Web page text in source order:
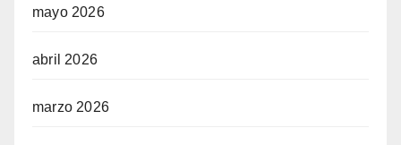
mayo 2026
abril 2026
marzo 2026